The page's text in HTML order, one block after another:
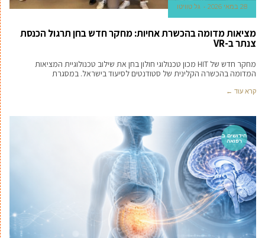
28 במאי 2026 גל טוויטו
מציאות מדומה בהכשרת אחיות: מחקר חדש בחן תרגול הכנסת
צנתר ב-VR
מחקר חדש של HIT מכון טכנולוגי חולון בחן את שילוב טכנולוגיית המציאות
המדומה בהכשרה הקלינית של סטודנטים לסיעוד בישראל. במסגרת
קרא עוד ←
חידושים ב
רפואה